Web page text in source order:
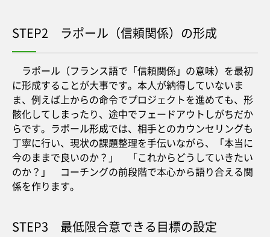
STEP2 ラポール（信頼関係）の形成
ラポール（フランス語で「信頼関係」の意味）を最初
に形成することが大事です。本人が納得していないま
ま、例えば上からの命令でプロジェクトを進めても、形
骸化してしまったり、途中でフェードアウトしがちだか
らです。ラポール形成では、相手とのカウンセリングも
丁寧に行い、現状の課題整理を手伝いながら、「本当に
今のままで良いのか？」 「これからどうしていきたい
のか？」 コーチングの前段階で本心から語り合える関
係を作ります。
STEP3 最低限合意できる目標の設定